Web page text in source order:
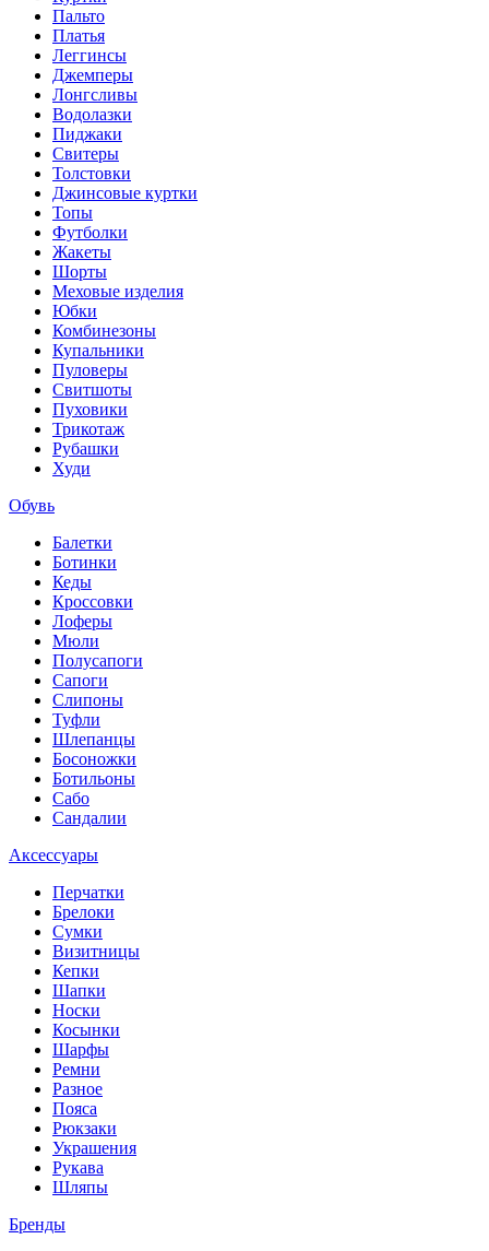
Пальто
Платья
Леггинсы
Джемперы
Лонгсливы
Водолазки
Пиджаки
Свитеры
Толстовки
Джинсовые куртки
Топы
Футболки
Жакеты
Шорты
Меховые изделия
Юбки
Комбинезоны
Купальники
Пуловеры
Свитшоты
Пуховики
Трикотаж
Рубашки
Худи
Обувь
Балетки
Ботинки
Кеды
Кроссовки
Лоферы
Мюли
Полусапоги
Сапоги
Слипоны
Туфли
Шлепанцы
Босоножки
Ботильоны
Сабо
Сандалии
Аксессуары
Перчатки
Брелоки
Сумки
Визитницы
Кепки
Шапки
Носки
Косынки
Шарфы
Ремни
Разное
Пояса
Рюкзаки
Украшения
Рукава
Шляпы
Бренды